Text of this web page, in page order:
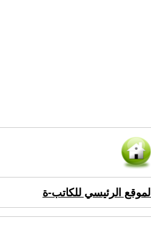
الموقع الرئيسي للكاتب-ة